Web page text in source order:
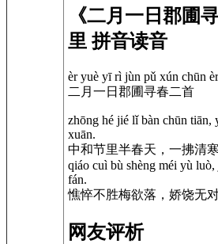
《二月一日郡圃
里 拼音读音
èr yuè yī rì jùn pǔ xún chūn
二月一日郡圃寻春二首
zhōng hé jié lǐ bàn chūn tiān,
xuān.
中和节里半春天，一拂清寒
qiáo cuì bù shèng méi yù
fán.
憔悴不胜梅欲落，娇饶无对
网友评析